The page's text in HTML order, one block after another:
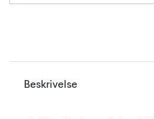
Beskrivelse